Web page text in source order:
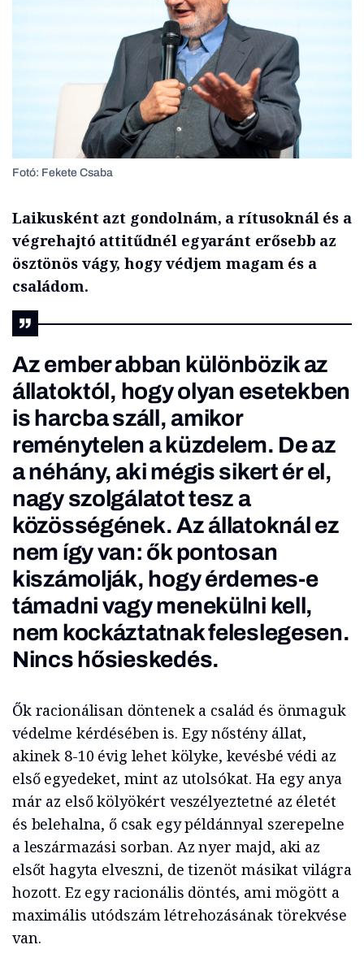
Fotó: Fekete Csaba
Laikusként azt gondolnám, a rítusoknál és a
végrehajtó attitűdnél egyaránt erősebb az
ösztönös vágy, hogy védjem magam és a
családom.
Az ember abban különbözik az
állatoktól, hogy olyan esetekben
is harcba száll, amikor
reménytelen a küzdelem. De az
a néhány, aki mégis sikert ér el,
nagy szolgálatot tesz a
közösségének. Az állatoknál ez
nem így van: ők pontosan
kiszámolják, hogy érdemes-e
támadni vagy menekülni kell,
nem kockáztatnak feleslegesen.
Nincs hősieskedés.
Ők racionálisan döntenek a család és önmaguk
védelme kérdésében is. Egy nőstény állat,
akinek 8-10 évig lehet kölyke, kevésbé védi az
első egyedeket, mint az utolsókat. Ha egy anya
már az első kölyökért veszélyeztetné az életét
és belehalna, ő csak egy példánnyal szerepelne
a leszármazási sorban. Az nyer majd, aki az
elsőt hagyta elveszni, de tizenöt másikat világra
hozott. Ez egy racionális döntés, ami mögött a
maximális utódszám létrehozásának törekvése
van.